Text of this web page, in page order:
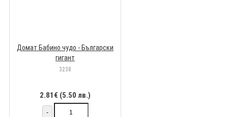
Домат Бабино чудо - Български
гигант
3238
2.81€ (5.50 лв.)
-